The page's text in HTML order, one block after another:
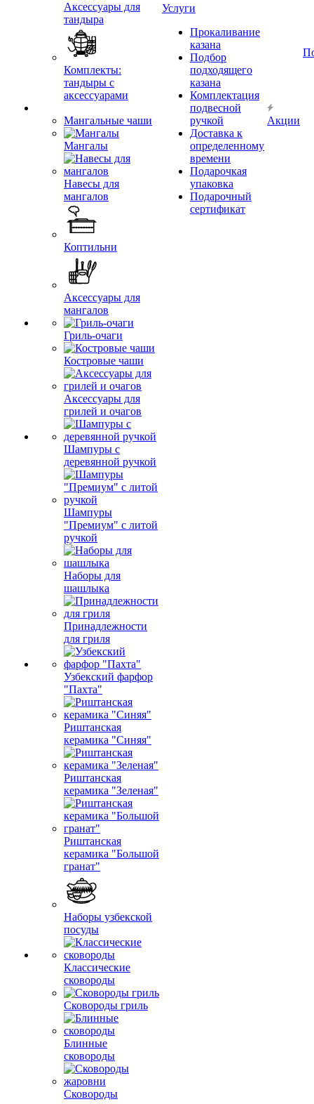
Аксессуары для
тандыра
Комплекты:
тандыры с
аксессуарами
Мангальные чаши
Мангалы
Навесы для
мангалов
Коптильни
Аксессуары для
мангалов
Гриль-очаги
Костровые чаши
Аксессуары для
грилей и очагов
Шампуры с
деревянной ручкой
Шампуры
"Премиум" с литой
ручкой
Наборы для
шашлыка
Принадлежности
для гриля
Узбекский фарфор
"Пахта"
Риштанская
керамика "Синяя"
Риштанская
керамика "Зеленая"
Риштанская
керамика "Большой
гранат"
Наборы узбекской
посуды
Классические
сковороды
Сковороды гриль
Блинные
сковороды
Сковороды
Услуги
Прокаливание
казана
Подбор
подходящего
казана
Комплектация
подвесной
ручкой
Доставка к
определенному
времени
Подарочкая
упаковка
Подарочный
сертификат
Акции